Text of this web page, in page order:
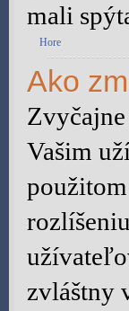
mali
Hore
Ako
Vašim
zvláštny